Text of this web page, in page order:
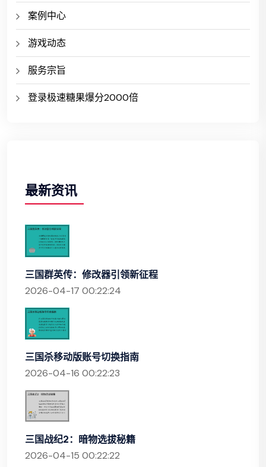
案例中心
游戏动态
服务宗旨
登录极速糖果爆分2000倍
最新资讯
三国群英传：修改器引领新征程
2026-04-17 00:22:24
三国杀移动版账号切换指南
2026-04-16 00:22:23
三国战纪2：暗物选拔秘籍
2026-04-15 00:22:22